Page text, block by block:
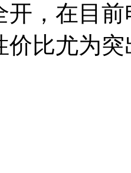
开，在目
价比尤为突